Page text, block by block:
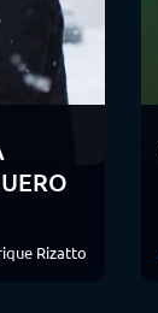
Rizatto